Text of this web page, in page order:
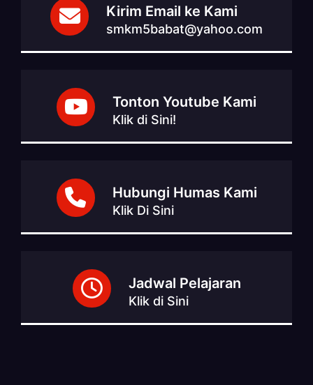
Kirim Email ke Kami
smkm5babat@yahoo.com
Tonton Youtube Kami
Klik di Sini!
Hubungi Humas Kami
Klik Di Sini
Jadwal Pelajaran
Klik di Sini